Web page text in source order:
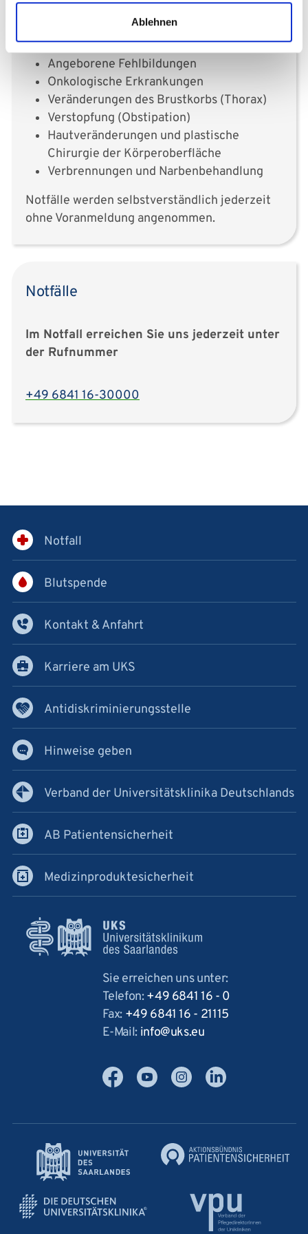
Ablehnen
Zusätzlich gibt es Spezialsprechstunden zu
folgenden Schwerpunkten:
Angeborene Fehlbildungen
Onkologische Erkrankungen
Veränderungen des Brustkorbs (Thorax)
Verstopfung (Obstipation)
Hautveränderungen und plastische
Chirurgie der Körperoberfläche
Verbrennungen und Narbenbehandlung
Notfälle werden selbstverständlich jederzeit
ohne Voranmeldung angenommen.
Notfälle
Im Notfall erreichen Sie uns jederzeit unter
der Rufnummer
+49 6841 16-30000
Notfall
Blutspende
Kontakt & Anfahrt
Karriere am UKS
Antidiskriminierungsstelle
Hinweise geben
Verband der Universitätsklinika Deutschlands
AB Patientensicherheit
Medizinproduktesicherheit
Sie erreichen uns unter:
Telefon:+49 6841 16 - 0
Fax: +49 6841 16 - 21115
E-Mail: info ukseu